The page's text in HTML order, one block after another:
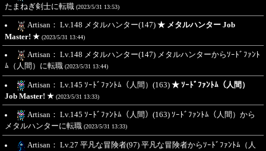
たまねぎ剣士に転職 (2023/5/31 13:53)
Artisan： Lv.148 メタルハンター(147) ★ メタルハンター Job
Master! ★ (2023/5/31 13:44)
Artisan： Lv.148 メタルハンター(147) メタルハンターからｿｰﾄﾞﾌｧﾝﾄ
ﾑ（人間）に転職 (2023/5/31 13:44)
Artisan： Lv.145 ｿｰﾄﾞﾌｧﾝﾄﾑ（人間）(163) ★ ｿｰﾄﾞﾌｧﾝﾄﾑ（人間）
Job Master! ★ (2023/5/31 13:33)
Artisan： Lv.145 ｿｰﾄﾞﾌｧﾝﾄﾑ（人間）(163) ｿｰﾄﾞﾌｧﾝﾄﾑ（人間）から
メタルハンターに転職 (2023/5/31 13:33)
Artisan： Lv.27 平凡な冒険者(97) 平凡な冒険者からｿｰﾄﾞﾌｧﾝﾄﾑ（人